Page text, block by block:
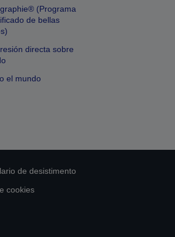
(Programa
de bellas
directa sobre
el mundo
de desistimento
cookies